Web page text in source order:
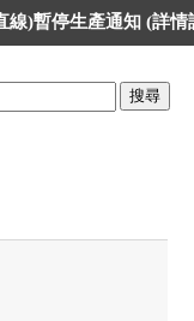
)暫停生產通知 (詳情
搜尋